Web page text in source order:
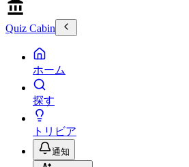
Quiz Cabin
ホーム
探す
トリビア
通知